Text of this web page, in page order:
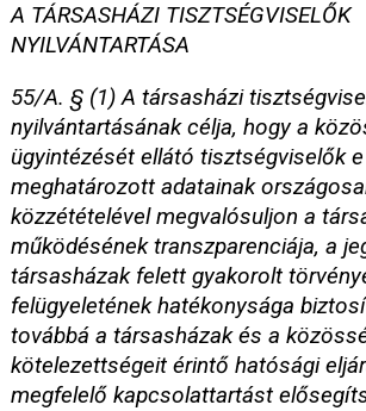
A TÁRSASHÁZI TISZTSÉGVISELŐK
NYILVÁNTARTÁSA
55/A. § (1) A társasházi
nyilvántartásának célja, hogy a
ügyintézését ellátó tisztségviselők
meghatározott adatainak
közzétételével megvalósuljon a
működésének transzparenciája, a
társasházak felett gyakorolt
felügyeletének hatékonysága
továbbá a társasházak és a
kötelezettségeit érintő hatósági
megfelelő kapcsolattartást